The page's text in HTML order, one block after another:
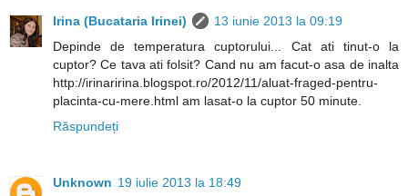
Irina (Bucataria Irinei)
13 iunie 2013 la 09:19
Depinde de temperatura cuptorului... Cat ati tinut-o la
cuptor? Ce tava ati folsit? Cand nu am facut-o asa de inalta
http://irinaririna.blogspot.ro/2012/11/aluat-fraged-pentru-
placinta-cu-mere.html am lasat-o la cuptor 50 minute.
Răspundeți
Unknown 19 iulie 2013 la 18:49